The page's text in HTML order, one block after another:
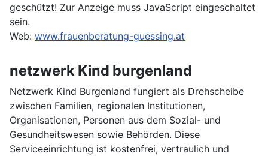
geschützt! Zur Anzeige muss JavaScript eingeschaltet
sein.
Web: www.frauenberatung-guessing.at
netzwerk Kind burgenland
Netzwerk Kind Burgenland fungiert als Drehscheibe
zwischen Familien, regionalen Institutionen,
Organisationen, Personen aus dem Sozial- und
Gesundheitswesen sowie Behörden. Diese
Serviceeinrichtung ist kostenfrei, vertraulich und